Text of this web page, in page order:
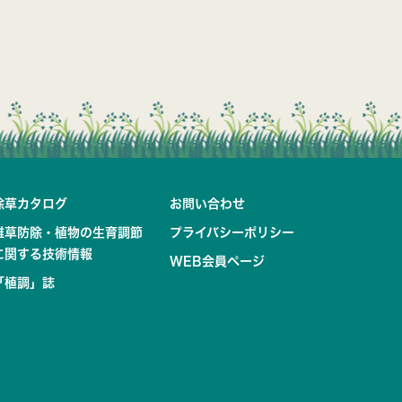
草カタログ
草防除・植物の生育調節
関する技術情報
植調」誌
お問い合わせ
プライバシーポリシー
WEB会員ページ